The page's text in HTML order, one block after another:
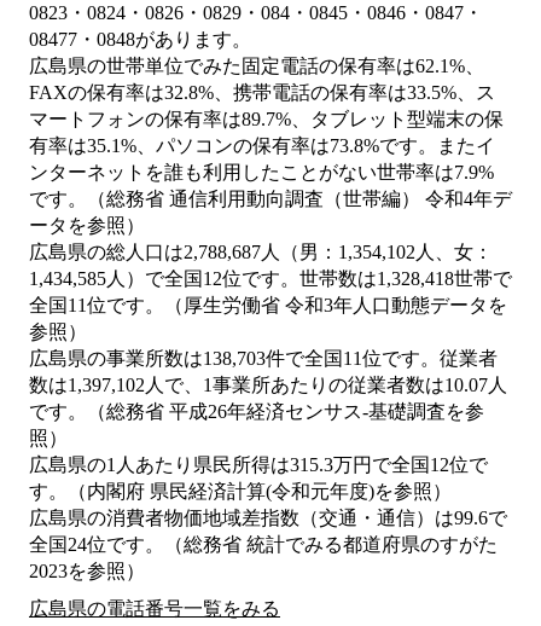
0823・0824・0826・0829・084・0845・0846・0847・
08477・0848があります。
広島県の世帯単位でみた固定電話の保有率は62.1%、
FAXの保有率は32.8%、携帯電話の保有率は33.5%、ス
マートフォンの保有率は89.7%、タブレット型端末の保
有率は35.1%、パソコンの保有率は73.8%です。またイ
ンターネットを誰も利用したことがない世帯率は7.9%
です。（総務省 通信利用動向調査（世帯編） 令和4年デ
ータを参照）
広島県の総人口は2,788,687人（男：1,354,102人、女：
1,434,585人）で全国12位です。世帯数は1,328,418世帯で
全国11位です。（厚生労働省 令和3年人口動態データを
参照）
広島県の事業所数は138,703件で全国11位です。従業者
数は1,397,102人で、1事業所あたりの従業者数は10.07人
です。（総務省 平成26年経済センサス‐基礎調査を参
照）
広島県の1人あたり県民所得は315.3万円で全国12位で
す。（内閣府 県民経済計算(令和元年度)を参照）
広島県の消費者物価地域差指数（交通・通信）は99.6で
全国24位です。（総務省 統計でみる都道府県のすがた
2023を参照）
広島県の電話番号一覧をみる